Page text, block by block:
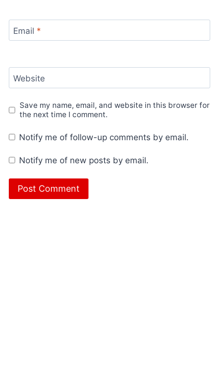
Email *
Website
Save my name, email, and website in this browser for
the next time I comment.
Notify me of follow-up comments by email.
Notify me of new posts by email.